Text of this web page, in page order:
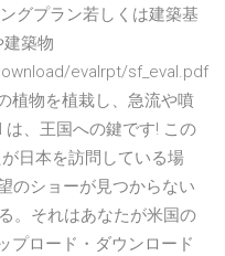
グプラン若しくは建築基
築物
evalrpt/sf_eval.pdf
植物を植栽し、急流や噴
、王国への鍵です! この
日本を訪問している場
のショーが見つからない
。それはあなたが米国の
プロード・ダウンロード